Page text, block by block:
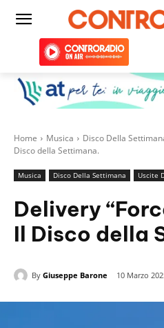
Home Musica Disco Della
Disco della Settimana.
Musica Disco Della Settimana Uscite
Delivery
Il Disco della
By Giuseppe Barone 10 Marzo